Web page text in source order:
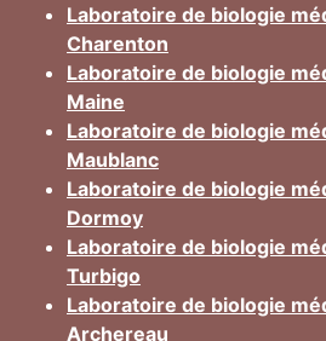
Laboratoire de biologie
Charenton
Laboratoire de biologie
Maine
Laboratoire de biologie
Maublanc
Laboratoire de biologie
Dormoy
Laboratoire de biologie
Turbigo
Laboratoire de biologie
Archereau